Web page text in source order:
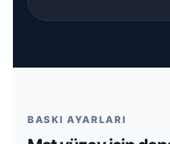
BASKI AYARLARI